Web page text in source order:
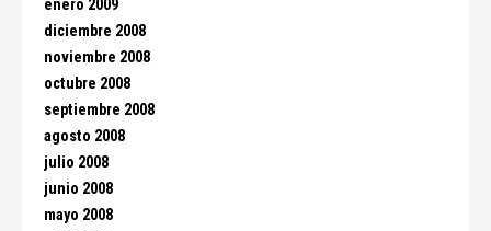
enero 2009
diciembre 2008
noviembre 2008
octubre 2008
septiembre 2008
agosto 2008
julio 2008
junio 2008
mayo 2008